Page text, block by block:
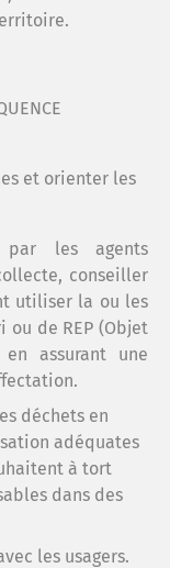
et orienter les
par les agents
conseiller
utiliser la ou les
ou de REP (Objet
assurant une
déchets en
adéquates
à tort
dans des
les usagers.